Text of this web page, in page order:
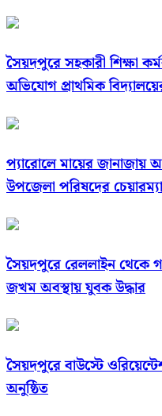
সৈয়দপুরে সহকারী শিক্ষা
অভিযোগ প্রাথমিক
প্যারোলে মায়ের জানাজায়
উপজেলা পরিষদের
সৈয়দপুরে রেললাইন থেকে
জখম অবস্থায় যুবক উদ্ধার
সৈয়দপুরে বাউস্টে
অনুষ্ঠিত